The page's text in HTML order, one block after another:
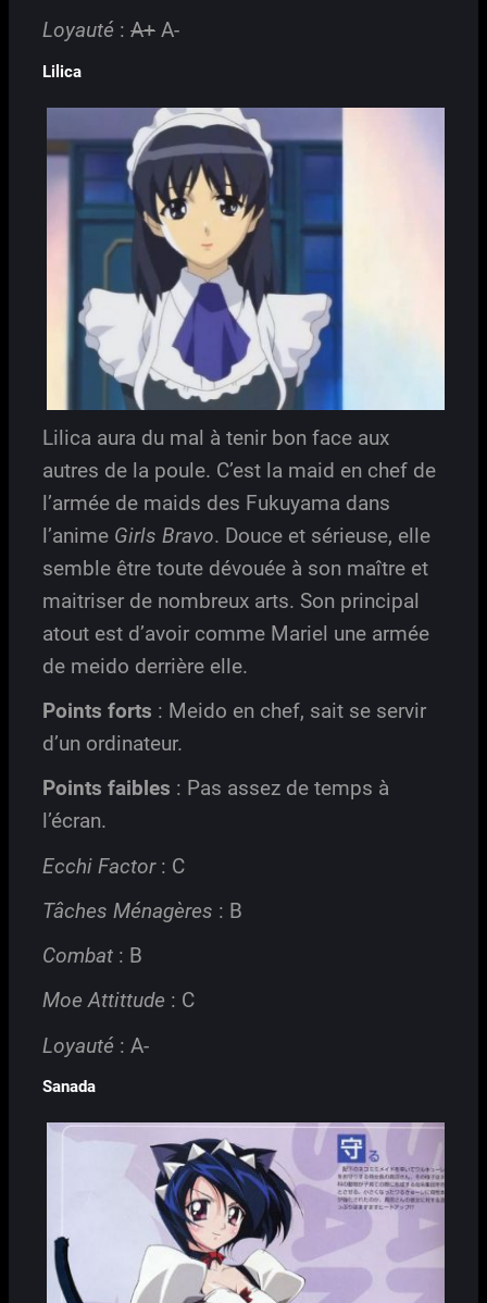
Loyauté : A+ A-
Lilica
Lilica aura du mal à tenir bon face aux
autres de la poule. C’est la maid en chef de
l’armée de maids des Fukuyama dans
l’anime Girls Bravo. Douce et sérieuse, elle
semble être toute dévouée à son maître et
maitriser de nombreux arts. Son principal
atout est d’avoir comme Mariel une armée
de meido derrière elle.
Points forts : Meido en chef, sait se servir
d’un ordinateur.
Points faibles : Pas assez de temps à
l’écran.
Ecchi Factor: C
Tâches Ménagères : B
Combat : B
Moe Attittude : C
Loyauté : A-
Sanada